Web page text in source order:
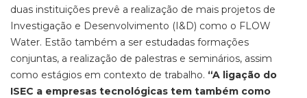
duas instituições prevê a realização de mais projetos de
Investigação e Desenvolvimento (I&D) como o FLOW
Water. Estão também a ser estudadas formações
conjuntas, a realização de palestras e seminários, assim
como estágios em contexto de trabalho. “A ligação do
ISEC a empresas tecnológicas tem também como